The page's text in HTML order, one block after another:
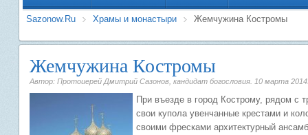
Sazonow.Ru Храмы и монастыри Жемчужина Костромы
Жемчужина Костромы
Автор: Протоиерей Дмитрий Сазонов, кандидат богословия. 10 марта 2014
При въезде в город Кострому, рядом с
свои купола увенчанные крестами и
своими фресками архитектурный